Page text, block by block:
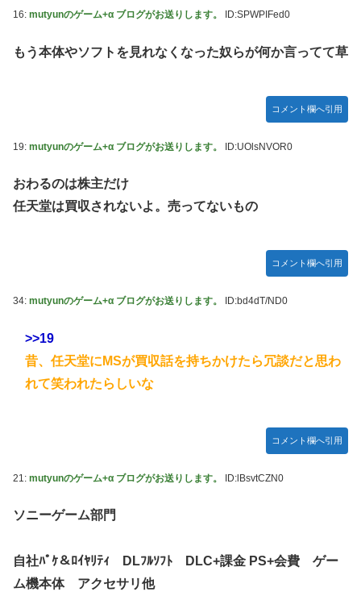
16: mutyunのゲーム+α ブログがお送りします。 ID:SPWPIFed0
もう本体やソフトを見れなくなった奴らが何か言ってて草
コメント欄へ引用
19: mutyunのゲーム+α ブログがお送りします。 ID:UOlsNVOR0
おわるのは株主だけ
任天堂は買収されないよ。売ってないもの
コメント欄へ引用
34: mutyunのゲーム+α ブログがお送りします。 ID:bd4dT/ND0
>>19
昔、任天堂にMSが買収話を持ちかけたら冗談だと思わ
れて笑われたらしいな
コメント欄へ引用
21: mutyunのゲーム+α ブログがお送りします。 ID:lBsvtCZN0
ソニーゲーム部門
自社ﾊﾟｹ＆ﾛｲﾔﾘﾃｨ DLﾌﾙｿﾌﾄ DLC+課金 PS+会費 ゲー
ム機本体 アクセサリ他